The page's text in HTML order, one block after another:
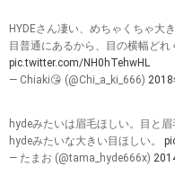
HYDEさん凄い、めちゃくちゃ大
目普通にあるから、目の横幅どれ
pic.twitter.com/NH0hTehwHL
— Chiaki😘 (@Chi_a_ki_666) 2018
hydeみたいは眉毛ほしい。目と眉
hydeみたいな大きい目ほしい。
— たまお (@tama_hyde666x)